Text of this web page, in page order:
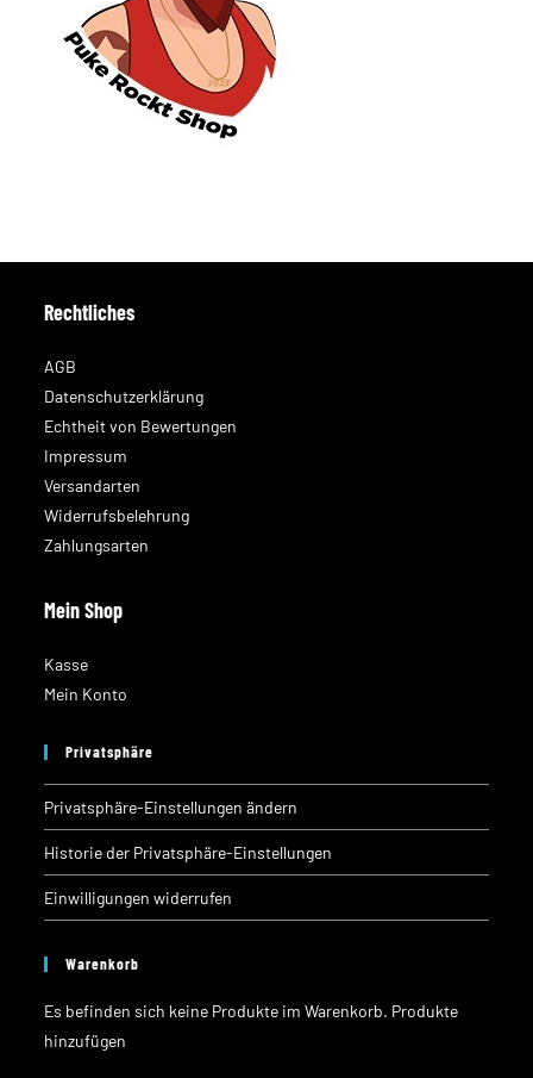
Rechtliches
AGB
Datenschutzerklärung
Echtheit von Bewertungen
Impressum
Versandarten
Widerrufsbelehrung
Zahlungsarten
Mein Shop
Kasse
Mein Konto
Privatsphäre
Privatsphäre-Einstellungen ändern
Historie der Privatsphäre-Einstellungen
Einwilligungen widerrufen
Warenkorb
Es befinden sich keine Produkte im Warenkorb. Produkte
hinzufügen